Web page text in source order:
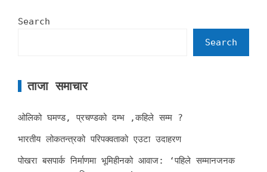
Search
Search
ताजा समाचार
ओलिको घमण्ड, प्रचण्डको दम्भ ,कहिले सम्म ?
भारतीय लोकतन्त्रको परिपक्वताको एउटा उदाहरण
पोखरा बसपार्क निर्माणमा भूमिहीनको आवाज: ‘पहिले सम्मानजनक